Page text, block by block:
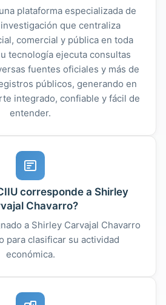
plataforma especializada de
que centraliza
comercial y pública en toda
tecnología ejecuta consultas
fuentes oficiales y más de
públicos, generando en
integrado, confiable y fácil de
entender.
corresponde a Shirley
Chavarro?
a Shirley Carvajal Chavarro
para clasificar su actividad
económica.